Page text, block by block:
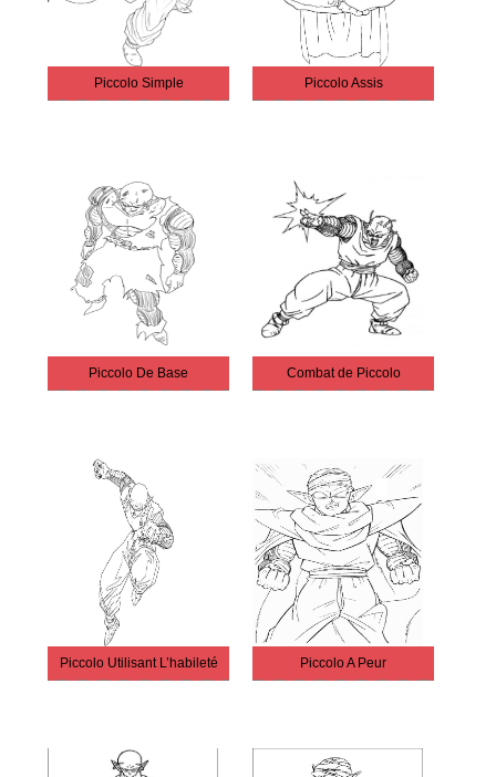
Piccolo Simple Piccolo Assis
Piccolo De Base Combat de Piccolo
Piccolo Utilisant L’habileté Piccolo A Peur